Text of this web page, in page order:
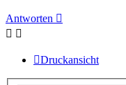
Antworten
Druckansicht